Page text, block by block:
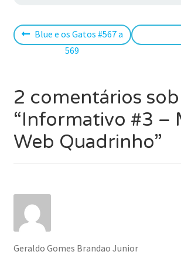
Navegação
Post
anterior:
Blue e os Gatos #567 a
569
2 comentários
“Informativo #3 –
Web Quadrinho”
Geraldo Gomes Brandao Junior